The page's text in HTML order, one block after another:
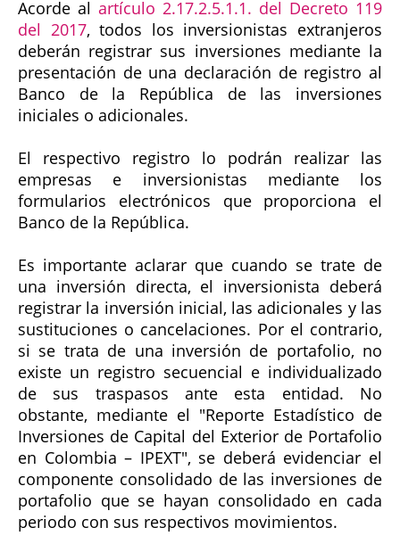
Acorde al artículo 2.17.2.5.1.1. del Decreto 119
del 2017, todos los inversionistas extranjeros
deberán registrar sus inversiones mediante la
presentación de una declaración de registro al
Banco de la República de las inversiones
iniciales o adicionales.
El respectivo registro lo podrán realizar las
empresas e inversionistas mediante los
formularios electrónicos que proporciona el
Banco de la República.
Es importante aclarar que cuando se trate de
una inversión directa, el inversionista deberá
registrar la inversión inicial, las adicionales y las
sustituciones o cancelaciones. Por el contrario,
si se trata de una inversión de portafolio, no
existe un registro secuencial e individualizado
de sus traspasos ante esta entidad. No
obstante, mediante el "Reporte Estadístico de
Inversiones de Capital del Exterior de Portafolio
en Colombia – IPEXT", se deberá evidenciar el
componente consolidado de las inversiones de
portafolio que se hayan consolidado en cada
periodo con sus respectivos movimientos.